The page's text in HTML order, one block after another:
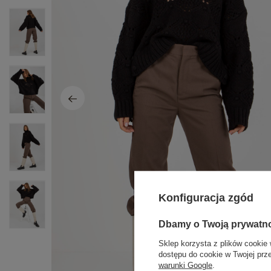
Konfiguracja zgód
Dbamy o Twoją
Sklep korzysta z plików cookie
dostępu do cookie w Twojej
warunki Google